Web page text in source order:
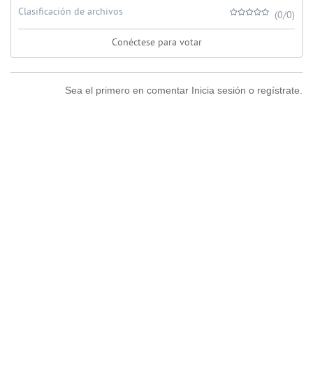
Clasificación de archivos (0/0)
Conéctese para votar
Sea el primero en comentar Inicia sesión o regístrate.